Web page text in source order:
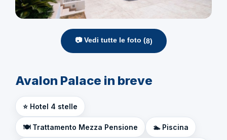
📷 Vedi tutte le foto (8)
Avalon Palace in breve
⭐ Hotel 4 stelle
🍽️ Trattamento Mezza Pensione 🏊 Piscina